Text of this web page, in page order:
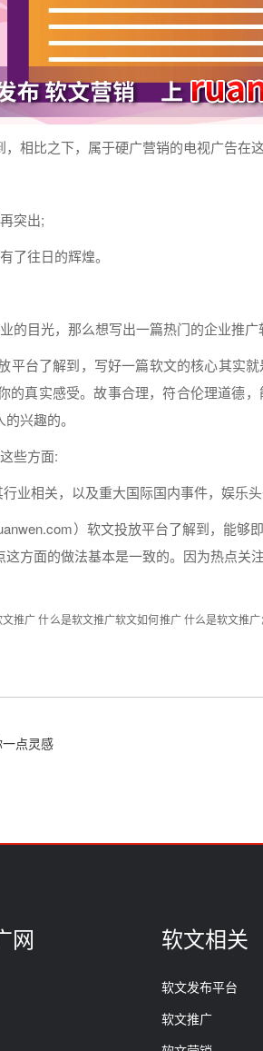
，相比之下，属于硬广营销的电视广告在
突出;
了往日的辉煌。
的目光，那么想写出一篇热门的企业推广
平台了解到， 写好一篇软文的核心其实
的真实感受。故事合理，符合伦理道德
兴趣的。
些方面:
业相关，以及重大国际国内事件，娱乐
） 软文投放平台了解到，能够
这方面的做法基本是一致的。因为热点关
推广 什么是软文推广软文如何推广什么是软文推
点灵感
网 软文相关
软文发布平台
软文推广